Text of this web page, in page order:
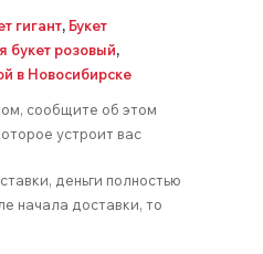
гигант, Букет
букет розовый,
в Новосибирске
сообщите об этом
устроит вас
деньги полностью
начала доставки, то